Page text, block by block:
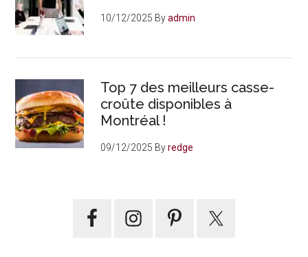
10/12/2025 Byadmin
Top 7 des meilleurs casse-
croûte disponibles à
Montréal !
09/12/2025 Byredge